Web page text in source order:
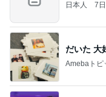
日本人 7
だいた 大
Amebaトピ